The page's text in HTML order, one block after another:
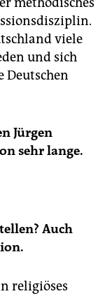
viele
und sich
Deutschen
Jürgen
sehr lange.
Auch
religiöses